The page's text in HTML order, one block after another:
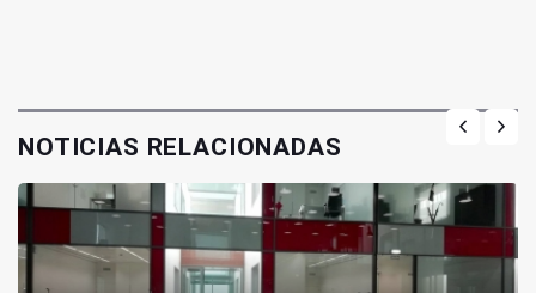
NOTICIAS RELACIONADAS